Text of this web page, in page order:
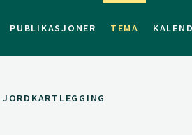
PUBLIKASJONER TEMA
JORDKARTLEGGING